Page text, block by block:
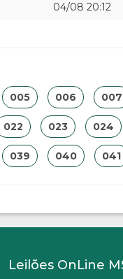
04/08 20:12
005 006 007
022 023 024
039 040 041
Leilões OnLine